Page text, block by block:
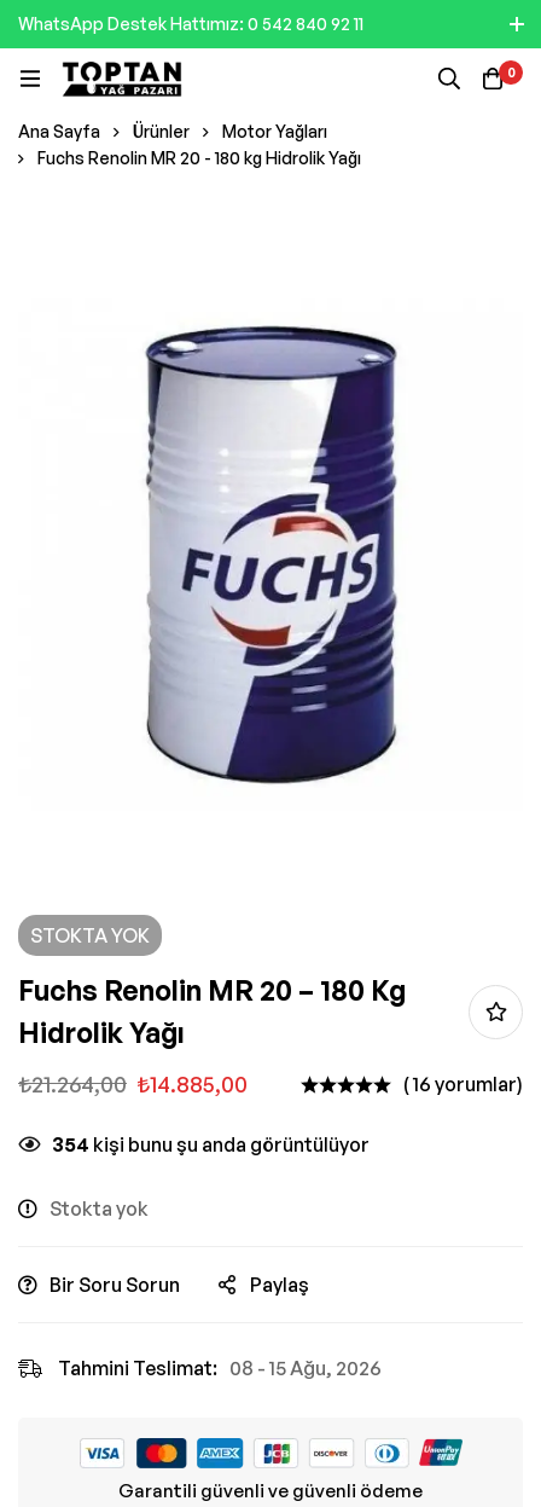
WhatsApp Destek Hattımız: 0 542 840 92 11
0
Ana Sayfa Ürünler
Motor Yağları
Fuchs Renolin MR 20 - 180 kg Hidrolik Yağı
STOKTA YOK
Fuchs Renolin MR 20 – 180 Kg
Hidrolik Yağı
₺21.264,00 ₺14.885,00 ( 16 yorumlar)
354 kişi bunu şu anda görüntülüyor
Stokta yok
Bir Soru Sorun Paylaş
Tahmini Teslimat: 08 - 15 Ağu, 2026
Garantili güvenli ve güvenli ödeme